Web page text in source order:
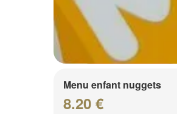
Menu enfant nuggets
8.20 €